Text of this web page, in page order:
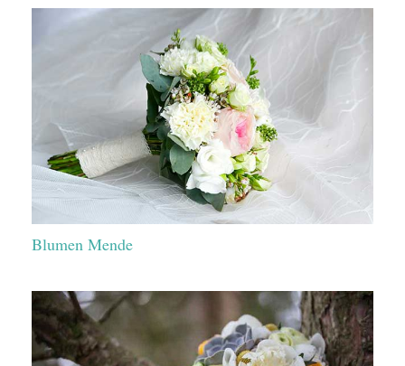
Blumen Mende